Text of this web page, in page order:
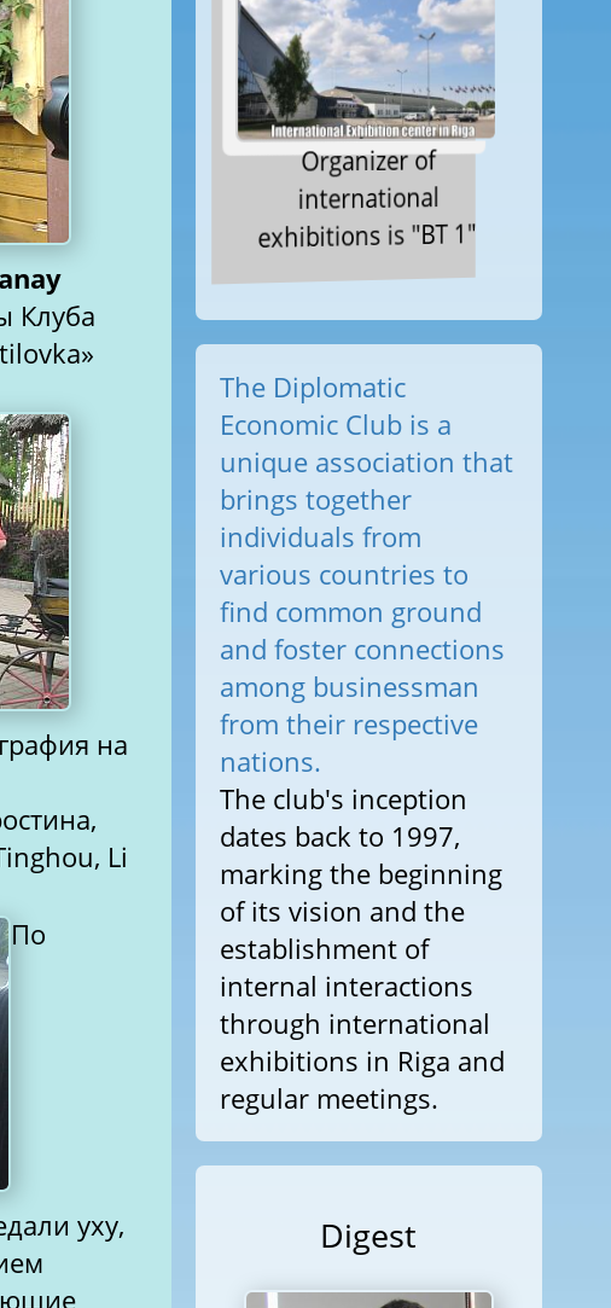
Клуба
на
Li
По
уху,
Organizer of
international
exhibitions is "BT 1"
The Diplomatic
Economic Club is a
unique association that
brings together
individuals from
various countries to
find common ground
and foster connections
among businessman
from their respective
nations.
The club's inception
dates back to 1997,
marking the beginning
of its vision and the
establishment of
internal interactions
through international
exhibitions in Riga and
regular meetings.
Digest